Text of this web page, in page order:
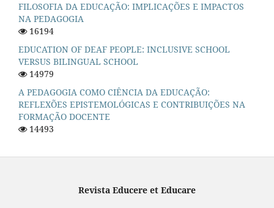
FILOSOFIA DA EDUCAÇÃO: IMPLICAÇÕES E IMPACTOS
NA PEDAGOGIA
16194
EDUCATION OF DEAF PEOPLE: INCLUSIVE SCHOOL
VERSUS BILINGUAL SCHOOL
14979
A PEDAGOGIA COMO CIÊNCIA DA EDUCAÇÃO:
REFLEXÕES EPISTEMOLÓGICAS E CONTRIBUIÇÕES NA
FORMAÇÃO DOCENTE
14493
Revista Educere et Educare